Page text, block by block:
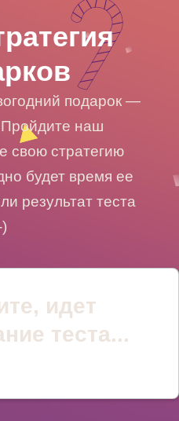
подарок —
Пройдите наш
свою стратегию
будет время ее
результат теста
идет
теста...